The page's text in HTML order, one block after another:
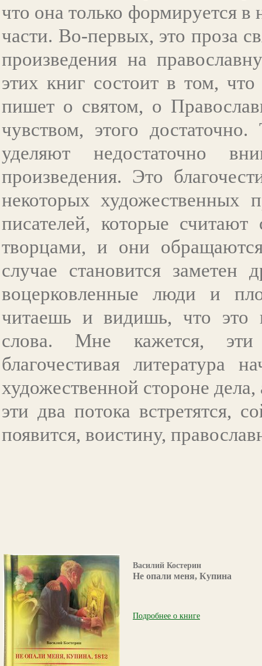
что она только формируется
части. Во-первых, это проза
произведения на
этих книг состоит в том,
пишет о святом, о
чувством, этого
уделяют недостаточно
произведения. Это
некоторых
писателей, которые
творцами, и они
случае становится заметен
воцерковленные люди и
читаешь и видишь, что это
слова. Мне кажется, эти
благочестивая литература
художественной стороне
эти два потока встретятся,
появится, воистину,
Василий Костерин
Не опали меня, Купина
Подробнее о книге